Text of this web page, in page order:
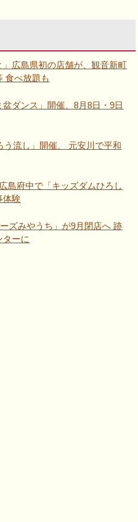
広島県初の店舗が、観音新町
食べ放題も
ダンス」開催、8月8日・9日
う流し」開催、 元安川で平和
島府中で「キッズダムひろし
体験
ズみやうち」が9月閉店へ 跡
ーに